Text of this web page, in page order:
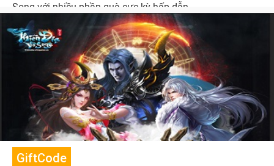
Song với nhiều phần quà cực kỳ hấp dẫn.
GiftCode